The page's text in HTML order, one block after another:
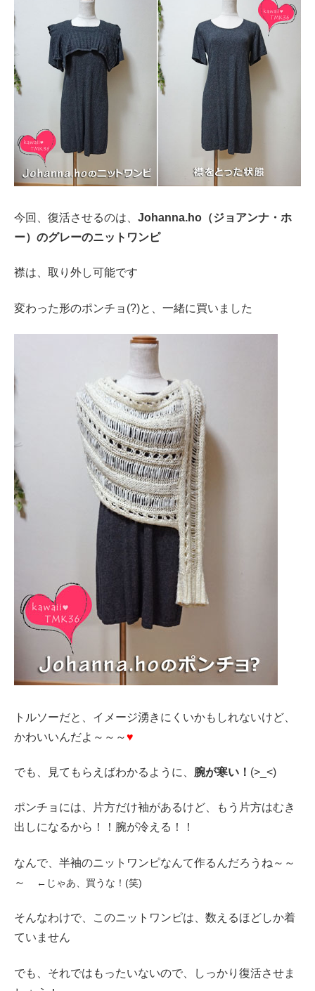
今回、復活させるのは、 Johanna.ho（ジョアンナ・ホ
ー）のグレーのニットワンピ
襟は、取り外し可能です
変わった形のポンチョ(?)と、一緒に買いました
トルソーだと、イメージ湧きにくいかもしれないけど、
かわいいんだよ～～～♥
でも、見てもらえばわかるように、 腕が寒い！ (>_<)
ポンチョには、片方だけ袖があるけど、もう片方はむき
出しになるから！！腕が冷える！！
なんで、半袖のニットワンピなんて作るんだろうね～～
～
←じゃあ、買うな！(笑)
そんなわけで、このニットワンピは、数えるほどしか着
ていません
でも、それではもったいないので、しっかり復活させま